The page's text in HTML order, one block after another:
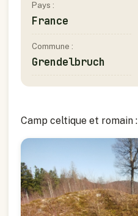
Pays :
France
Commune :
Grendelbruch
Camp celtique et romain :